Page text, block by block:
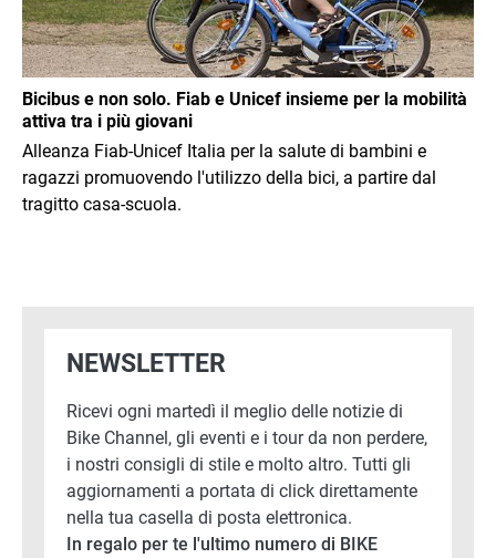
Bicibus e non solo. Fiab e Unicef insieme per la mobilità
attiva tra i più giovani
Alleanza Fiab-Unicef Italia per la salute di bambini e
ragazzi promuovendo l'utilizzo della bici, a partire dal
tragitto casa-scuola.
NEWSLETTER
Ricevi ogni martedì il meglio delle notizie di
Bike Channel, gli eventi e i tour da non perdere,
i nostri consigli di stile e molto altro. Tutti gli
aggiornamenti a portata di click direttamente
nella tua casella di posta elettronica.
In regalo per te l'ultimo numero di BIKE